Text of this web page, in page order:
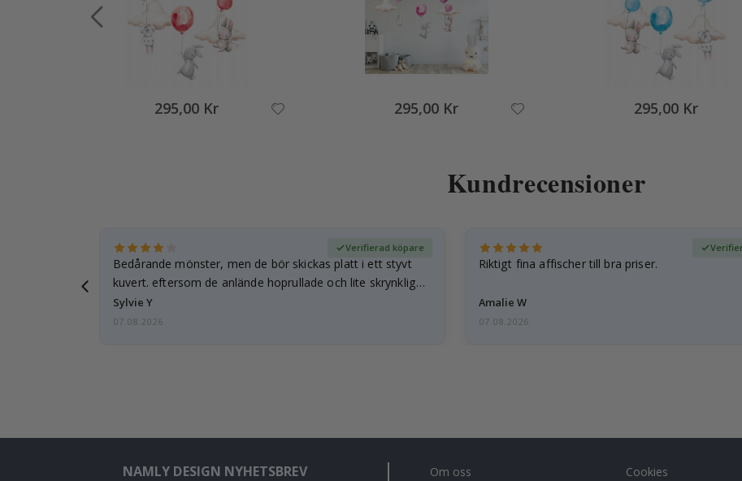
295,00 Kr 295,00 Kr 295,00 Kr
Kundrecensioner
Bedårande mönster, men de bör skickas platt i ett styvt
kuvert. eftersom de anlände hoprullade och lite skrynkliga,
…
Sylvie Y
Verifierad köpare
07.08.2026
Riktigt fina affischer till bra priser.
Amalie W
07.08.2026
NAMLY DESIGN NYHETSBREV
Om oss
Cookies